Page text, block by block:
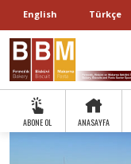
English Türkçe
ABONE OL ANASAYFA